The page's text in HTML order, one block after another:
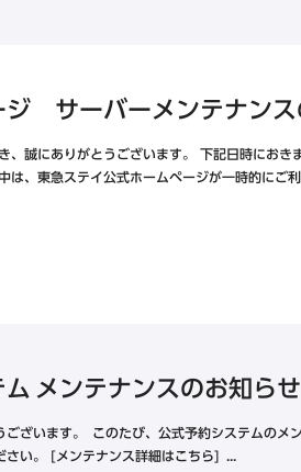
ジ サーバーメンテナンス
、誠にありがとうございます。 下記日時におき
は、東急ステイ公式ホームページが一時的に
メンテナンスのお知らせ
ざいます。 このたび、公式予約システムのメ
い。 [メンテナンス詳細はこちら] ...